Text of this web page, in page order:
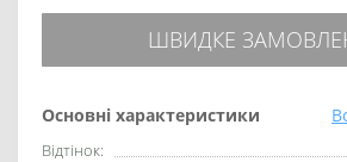
Основні характеристики
Відтінок:
ШВИДКЕ